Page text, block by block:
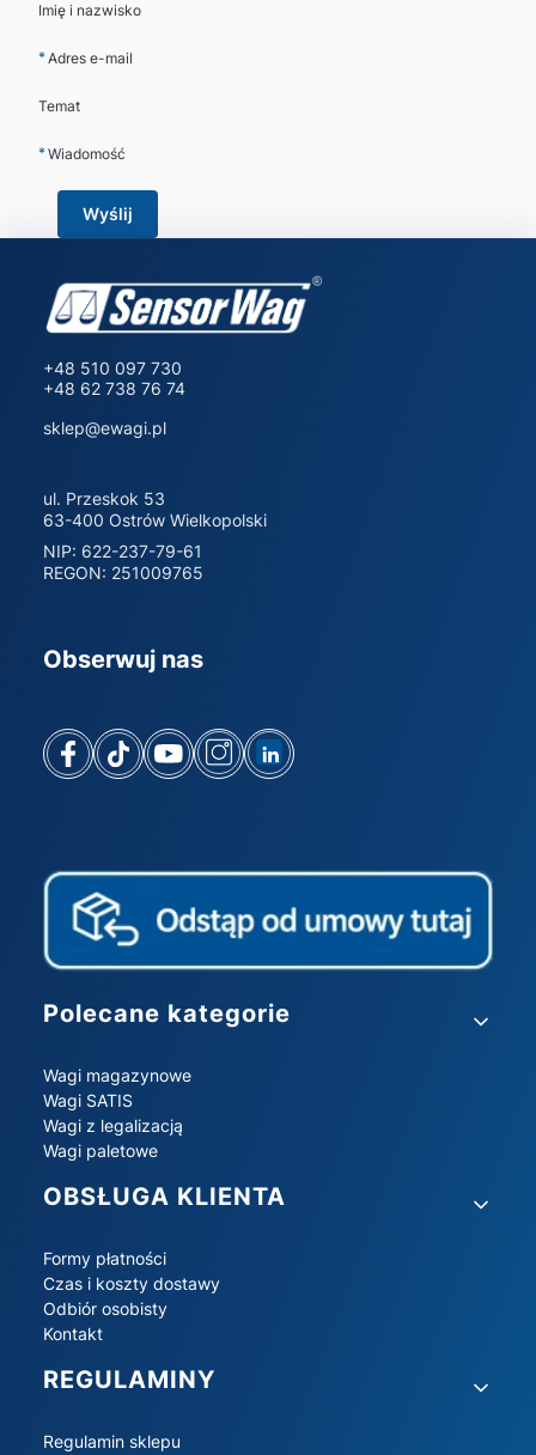
Imię i nazwisko
*Adres e-mail
Temat
*Wiadomość
Wyślij
+48 510 097 730
+48 62 738 76 74
sklep@ewagi.pl
ul. Przeskok 53
63-400 Ostrów Wielkopolski
NIP: 622-237-79-61
REGON: 251009765
Obserwuj nas
Linki w stopce
Polecane kategorie
Wagi magazynowe
Wagi SATIS
Wagi z legalizacją
Wagi paletowe
OBSŁUGA KLIENTA
Formy płatności
Czas i koszty dostawy
Odbiór osobisty
Kontakt
REGULAMINY
Regulamin sklepu